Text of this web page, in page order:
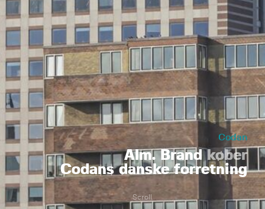
Codan
Alm. Brand køber
Codans danske forretning
Scroll